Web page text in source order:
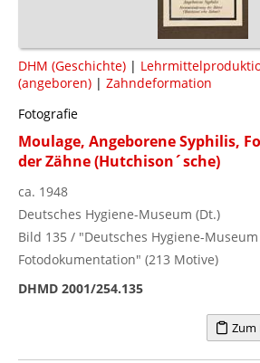
DHM (Geschichte) |
(angeboren) | Zahndeformation
Fotografie
Moulage, Angeborene Syphilis,
der Zähne (Hutchison´sche)
ca. 1948
Deutsches Hygiene-Museum (Dt.)
Bild 135 / "Deutsches Hygiene-
Fotodokumentation" (213 Motive)
DHMD 2001/254.135
Zum